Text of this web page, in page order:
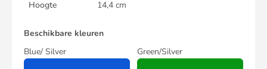
Hoogte
14,4 cm
Beschikbare kleuren
Blue/ Silver
Green/Silver